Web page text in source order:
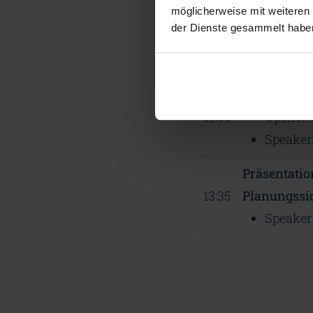
möglicherweise mit
der Dienste gesammelt
Mittwoch,
13:00
13:35